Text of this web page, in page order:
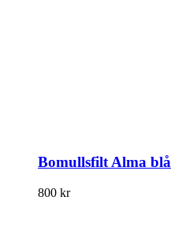
Bomullsfilt Alma blå
800 kr